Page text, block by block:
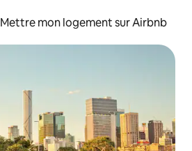
Mettre mon logement sur Airbnb